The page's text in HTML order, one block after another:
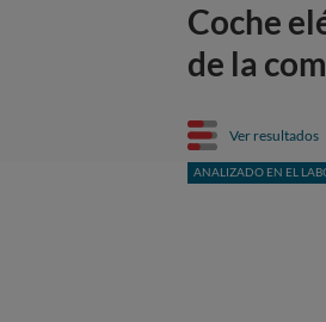
Coche
de la
Ver resultados
ANALIZADO EN EL